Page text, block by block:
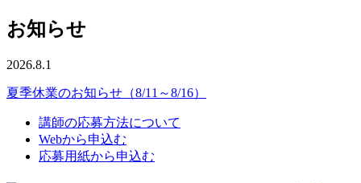
お知らせ
2026.8.1
夏季休業のお知らせ（8/11～8/16）
講師の応募方法について
Webから申込む
応募用紙から申込む